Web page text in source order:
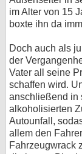
im Alter von 15
boxte ihn da
Doch auch als
der
Vater all seine
schaffen wird.
anschließend in
alkoholisierten
Autounfall,
allem den
Fahrzeugwrack